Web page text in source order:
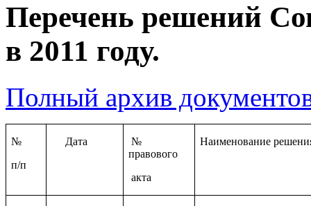
Перечень решений
в 2011 году.
Полный архив
№
п/п
Дата
№
правового
акта
Наименование